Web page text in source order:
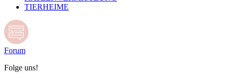
TIERHEIME
Forum
Folge uns!